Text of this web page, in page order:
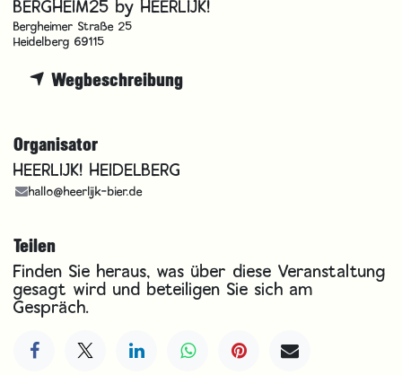
BERGHEIM25 by HEERLIJK!
Bergheimer Straße 25
Heidelberg 69115
Wegbeschreibung
Organisator
HEERLIJK! HEIDELBERG
hallo@heerlijk-bier.de
Teilen
Finden Sie heraus, was über diese Veranstaltung
gesagt wird und beteiligen Sie sich am
Gespräch.